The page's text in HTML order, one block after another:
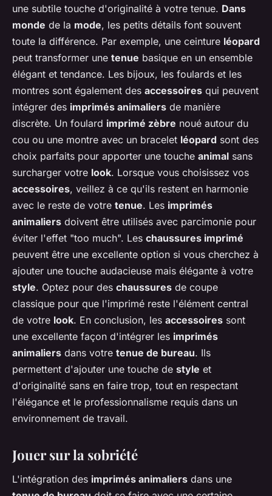
une subtile touche d'originalité à votre tenue. Dans
monde de la mode, les petits détails font souvent
toute la différence. Par exemple, une ceinture léopard
peut transformer une tenue basique en un ensemble
élégant et tendance. Les bijoux, les foulards et les
montres sont également des accessoires qui peuvent
intégrer des imprimés animaliers de manière
discrète. Un foulard imprimé zèbre noué autour du
cou ou une montre avec un bracelet léopard sont des
choix parfaits pour apporter une touche animal sans
surcharger votre look. Lorsque vous choisissez vos
accessoires, veillez à ce qu'ils restent en harmonie
avec le reste de votre tenue. Les imprimés
animaliers doivent être utilisés avec parcimonie pour
éviter l'effet "too much". Les chaussures imprimé
peuvent être une excellente option si vous cherchez à
ajouter une touche audacieuse mais élégante à votre
style. Optez pour des chaussures de coupe
classique pour que l'imprimé reste l'élément central
de votre look. En conclusion, les accessoires sont
une excellente façon d'intégrer les imprimés
animaliers dans votre tenue de bureau. Ils
permettent d'ajouter une touche de style et
d'originalité sans en faire trop, tout en respectant
l'élégance et le professionnalisme requis dans un
environnement de travail.
Jouer sur la sobriété
L'intégration des imprimés animaliers dans une